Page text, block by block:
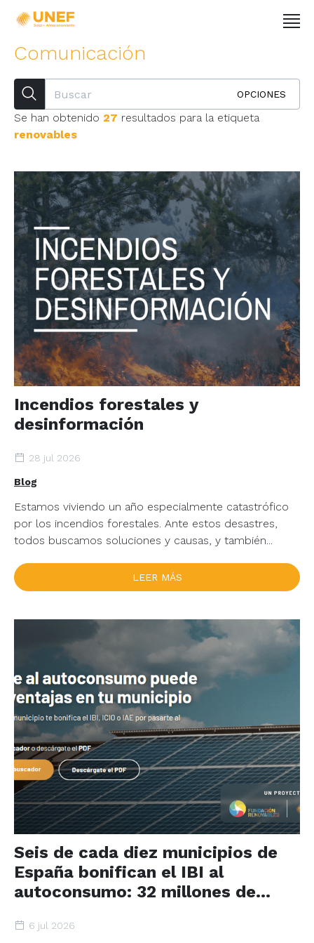
Comunicación
OPCIONES
Se han obtenido 27 resultados para la etiqueta
renovables
Incendios forestales y
desinformación
28 jul 2026
Blog
Estamos viviendo un año especialmente catastrófico
por los incendios forestales. Ante estos desastres,
todos buscamos soluciones y causas, y también...
LEER MÁS
Seis de cada diez municipios de
España bonifican el IBI al
autoconsumo: 32 millones de
6 jul 2026